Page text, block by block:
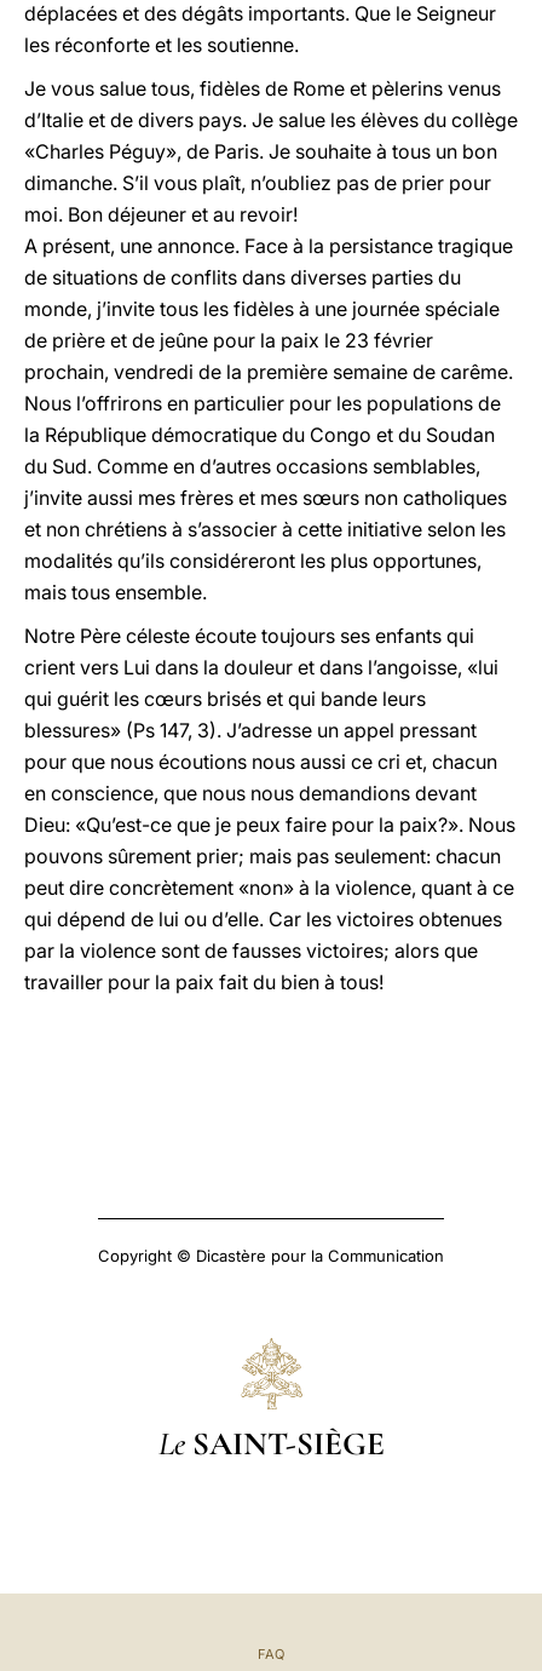
déplacées et des dégâts importants. Que le Seigneur
les réconforte et les soutienne.
Je vous salue tous, fidèles de Rome et pèlerins venus
d’Italie et de divers pays. Je salue les élèves du collège
«Charles Péguy», de Paris. Je souhaite à tous un bon
dimanche. S’il vous plaît, n’oubliez pas de prier pour
moi. Bon déjeuner et au revoir!
A présent, une annonce. Face à la persistance tragique
de situations de conflits dans diverses parties du
monde, j’invite tous les fidèles à une journée spéciale
de prière et de jeûne pour la paix le 23 février
prochain, vendredi de la première semaine de carême.
Nous l’offrirons en particulier pour les populations de
la République démocratique du Congo et du Soudan
du Sud. Comme en d’autres occasions semblables,
j’invite aussi mes frères et mes sœurs non catholiques
et non chrétiens à s’associer à cette initiative selon les
modalités qu’ils considéreront les plus opportunes,
mais tous ensemble.
Notre Père céleste écoute toujours ses enfants qui
crient vers Lui dans la douleur et dans l’angoisse, «lui
qui guérit les cœurs brisés et qui bande leurs
blessures» (Ps 147, 3). J’adresse un appel pressant
pour que nous écoutions nous aussi ce cri et, chacun
en conscience, que nous nous demandions devant
Dieu: «Qu’est-ce que je peux faire pour la paix?». Nous
pouvons sûrement prier; mais pas seulement: chacun
peut dire concrètement «non» à la violence, quant à ce
qui dépend de lui ou d’elle. Car les victoires obtenues
par la violence sont de fausses victoires; alors que
travailler pour la paix fait du bien à tous!
Copyright © Dicastère pour la Communication
Le SAINT-SIÈGE
FAQ